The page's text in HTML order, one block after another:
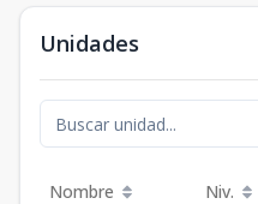
Unidades
Nombre Niv.